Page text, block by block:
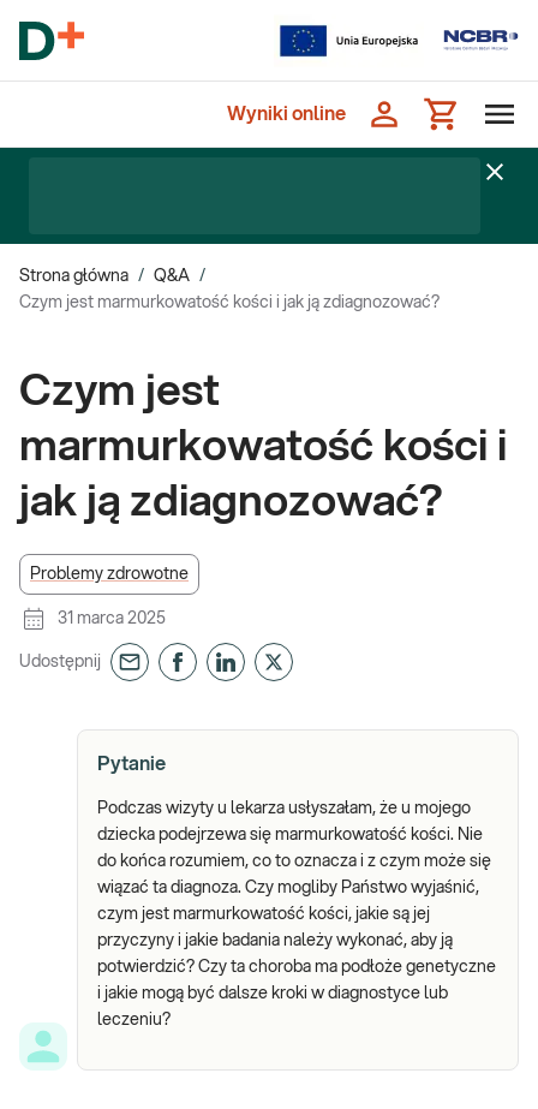
Wyniki online
Strona główna / Q&A /
Czym jest marmurkowatość kości i jak ją zdiagnozować?
Czym jest
marmurkowatość kości i
jak ją zdiagnozować?
Problemy zdrowotne
31 marca 2025
Udostępnij
Pytanie
Podczas wizyty u lekarza usłyszałam, że u mojego
dziecka podejrzewa się marmurkowatość kości. Nie
do końca rozumiem, co to oznacza i z czym może się
wiązać ta diagnoza. Czy mogliby Państwo wyjaśnić,
czym jest marmurkowatość kości, jakie są jej
przyczyny i jakie badania należy wykonać, aby ją
potwierdzić? Czy ta choroba ma podłoże genetyczne
i jakie mogą być dalsze kroki w diagnostyce lub
leczeniu?